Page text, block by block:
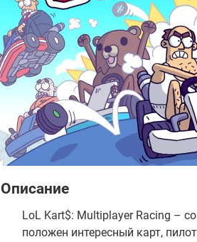
Описание
LoL Kart$: Multiplayer Racing –
положен интересный карт,